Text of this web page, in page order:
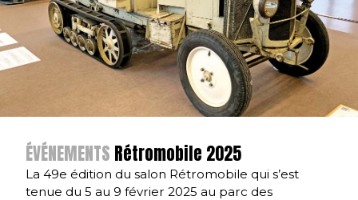
ÉVÉNEMENTS Rétromobile 2025
La 49e édition du salon Rétromobile qui s’est
tenue du 5 au 9 février 2025 au parc des